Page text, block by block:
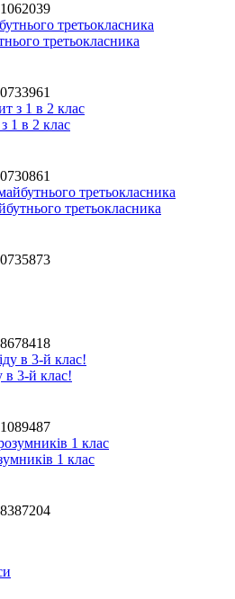
третьокласника
1 в 2 клас
третьокласника
в 3-й клас!
1 клас